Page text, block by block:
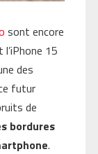
sont encore
15
des
futur
de
bordures
.